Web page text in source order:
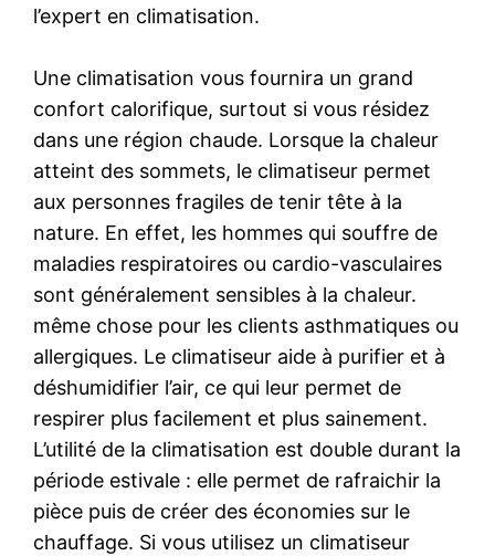
l’expert en climatisation.
Une climatisation vous fournira un grand
confort calorifique, surtout si vous résidez
dans une région chaude. Lorsque la chaleur
atteint des sommets, le climatiseur permet
aux personnes fragiles de tenir tête à la
nature. En effet, les hommes qui souffre de
maladies respiratoires ou cardio-vasculaires
sont généralement sensibles à la chaleur.
même chose pour les clients asthmatiques ou
allergiques. Le climatiseur aide à purifier et à
déshumidifier l’air, ce qui leur permet de
respirer plus facilement et plus sainement.
L’utilité de la climatisation est double durant la
période estivale : elle permet de rafraichir la
pièce puis de créer des économies sur le
chauffage. Si vous utilisez un climatiseur